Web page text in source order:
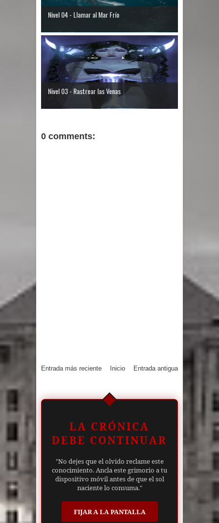
Nivel 04 - Llamar al Mar Frío
Nivel 03 - Rastrear las Venas
0 comments:
Entrada más reciente Entrada antigua
Inicio
LA CRÓNICA
DEBE CONTINUAR
"No dejes que el olvido reclame este
conocimiento. Ancla este grimorio a tu
dispositivo móvil antes de que el sol
naciente lo consuma."
FIJAR A LA PANTALLA